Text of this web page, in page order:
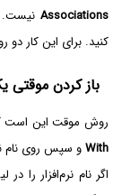
Associations نیست.
کنید. برای این کار
باز کردن موقتی
روش موقت این است
Withو سپس روی نام
اگر نام نرم‌افزار را